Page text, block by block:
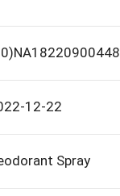
12-22
Spray